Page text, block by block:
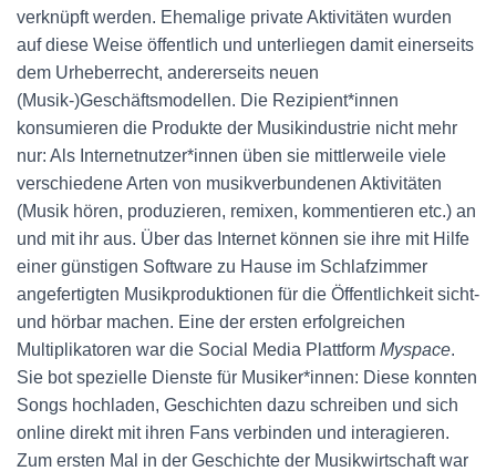
verknüpft werden. Ehemalige private Aktivitäten wurden
auf diese Weise öffentlich und unterliegen damit einerseits
dem Urheberrecht, andererseits neuen
(Musik-)Geschäftsmodellen. Die Rezipient*innen
konsumieren die Produkte der Musikindustrie nicht mehr
nur: Als Internetnutzer*innen üben sie mittlerweile viele
verschiedene Arten von musikverbundenen Aktivitäten
(Musik hören, produzieren, remixen, kommentieren etc.) an
und mit ihr aus. Über das Internet können sie ihre mit Hilfe
einer günstigen Software zu Hause im Schlafzimmer
angefertigten Musikproduktionen für die Öffentlichkeit sicht-
und hörbar machen. Eine der ersten erfolgreichen
Multiplikatoren war die Social Media Plattform Myspace.
Sie bot spezielle Dienste für Musiker*innen: Diese konnten
Songs hochladen, Geschichten dazu schreiben und sich
online direkt mit ihren Fans verbinden und interagieren.
Zum ersten Mal in der Geschichte der Musikwirtschaft war